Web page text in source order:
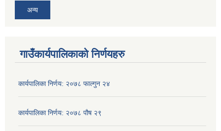
अन्य
गाउँकार्यपालिकाको निर्णयहरु
कार्यपालिका निर्णय: २०७८ फाल्गुन २४
कार्यपालिका निर्णय: २०७८ पौष २९